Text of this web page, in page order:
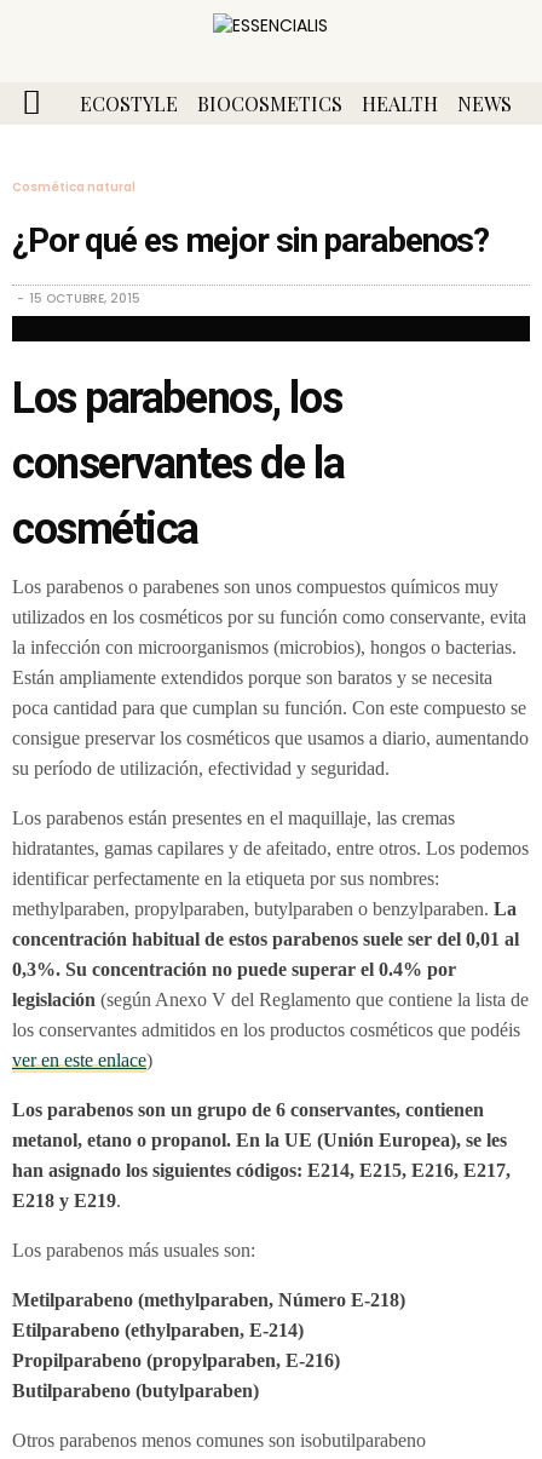
ECOSTYLE BIOCOSMETICS HEALTH NEWS
Cosmética natural
¿Por qué es mejor sin parabenos?
15 OCTUBRE, 2015
Los parabenos, los
conservantes de la
cosmética
Los parabenos o parabenes son unos compuestos químicos muy
utilizados en los cosméticos por su función como conservante, evita
la infección con microorganismos (microbios), hongos o bacterias.
Están ampliamente extendidos porque son baratos y se necesita
poca cantidad para que cumplan su función. Con este compuesto se
consigue preservar los cosméticos que usamos a diario, aumentando
su período de utilización, efectividad y seguridad.
Los parabenos están presentes en el maquillaje, las cremas
hidratantes, gamas capilares y de afeitado, entre otros. Los podemos
identificar perfectamente en la etiqueta por sus nombres:
methylparaben, propylparaben, butylparaben o benzylparaben. La
concentración habitual de estos parabenos suele ser del 0,01 al
0,3%. Su concentración no puede superar el 0.4% por
legislación (según Anexo V del Reglamento que contiene la lista de
los conservantes admitidos en los productos cosméticos que podéis
ver en este enlace)
Los parabenos son un grupo de 6 conservantes, contienen
metanol, etano o propanol. En la UE (Unión Europea), se les
han asignado los siguientes códigos: E214, E215, E216, E217,
E218 y E219.
Los parabenos más usuales son:
Metilparabeno (methylparaben, Número E-218)
Etilparabeno (ethylparaben, E-214)
Propilparabeno (propylparaben, E-216)
Butilparabeno (butylparaben)
Otros parabenos menos comunes son isobutilparabeno